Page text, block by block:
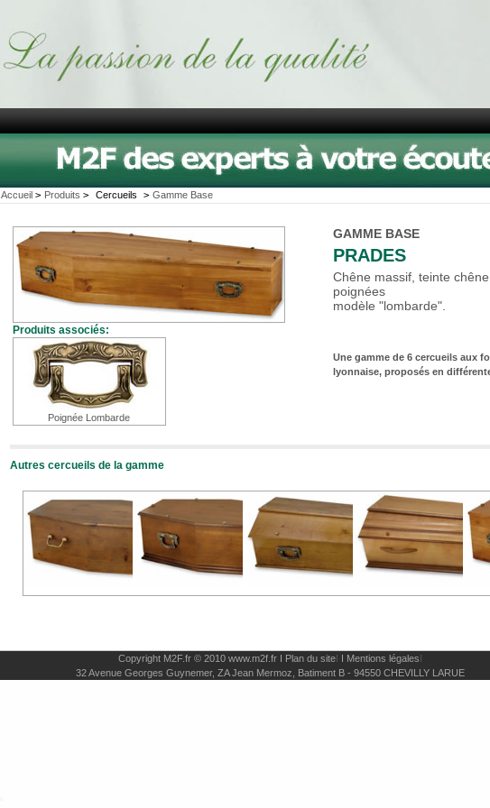
Accueil > Produits > Cercueils > Gamme Base
Produits associés:
Poignée Lombarde
GAMME BASE
PRADES
Chêne massif, teinte
poignées
modèle "lombarde".
Une gamme de 6 cercueils aux
lyonnaise, proposés en
Autres cercueils de la gamme
Copyright M2F.fr © 2010 www.m2f.fr I Plan du siteI I Mentions légalesI
32 Avenue Georges Guynemer, ZA Jean Mermoz, Batiment B - 94550 CHEVILLY LARUE